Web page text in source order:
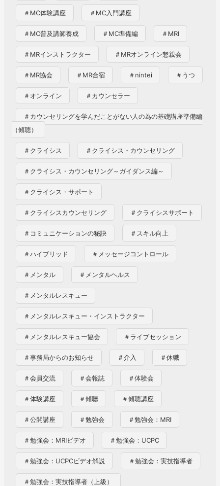
＃MC体験講座 ＃MC入門講座
＃MC普及講師養成 ＃MC準備編 ＃MRI
＃MRインストラクター ＃MRオンライン懇親会
＃MR協会 ＃MR合宿 ＃nintei ＃うつ
＃オンライン ＃カウンセラー
＃カウンセリングを学んだことがない人の為の基礎講座準備編
（傾聴）
＃クライシス ＃クライシス・カウンセリング
＃クライシス・カウンセリング～ガイダンス編～
＃クライシス・サポート
＃クライシスカウンセリング ＃クライシスサポート
＃コミュニケーションの秘訣 ＃スキル向上
＃ハイブリッド ＃メッセージコントロール
＃メンタル ＃メンタルヘルス
＃メンタルレスキュー
＃メンタルレスキュー・インストラクター
＃メンタルレスキュー協会 ＃ライブセッション
＃事務局からのお知らせ ＃介入 ＃休職
＃会員交流 ＃会報誌 ＃体験会
＃体験講座 ＃傾聴 ＃傾聴講座
＃公開講座 ＃勉強会 ＃勉強会：MRI
＃勉強会：MRIビデオ ＃勉強会：UCPC
＃勉強会：UCPCビデオ解説 ＃勉強会：実技指導者
＃勉強会：実技指導者（上級）